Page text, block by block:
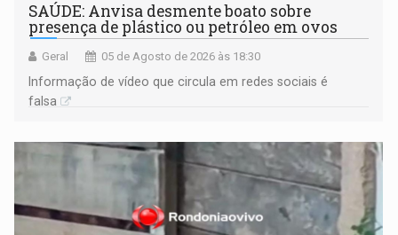
SAÚDE: Anvisa desmente boato sobre
presença de plástico ou petróleo em ovos
Geral 05 de Agosto de 2026 às 18:30
Informação de vídeo que circula em redes sociais é
falsa